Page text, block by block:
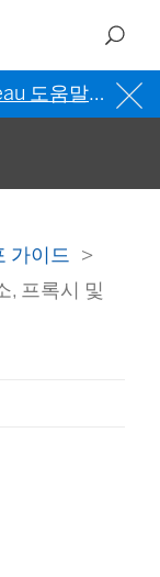
도움말을 참조
가이드
, 프록시 및